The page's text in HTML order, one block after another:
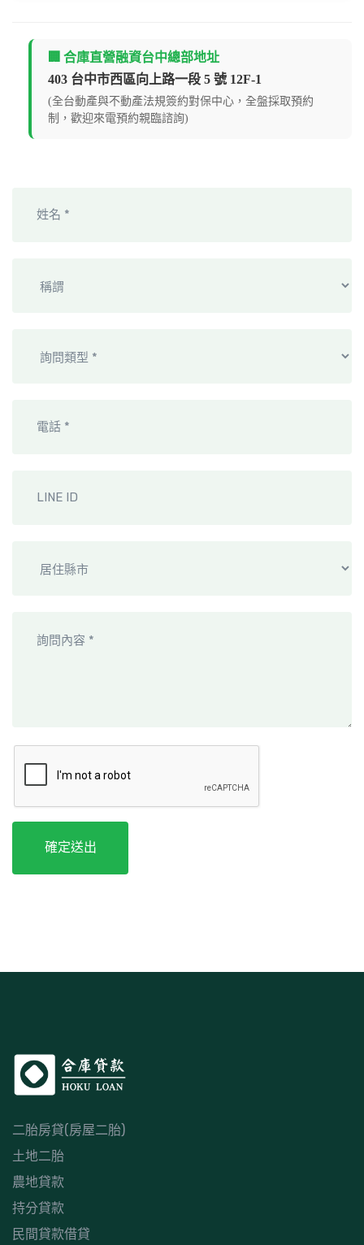
🏢 合庫直營融資台中總部地址
403 台中市西區向上路一段 5 號 12F-1
(全台動產與不動產法規簽約對保中心，全盤採取預約
制，歡迎來電預約親臨諮詢)
確定送出
二胎房貸(房屋二胎)
土地二胎
農地貸款
持分貸款
民間貸款借貸